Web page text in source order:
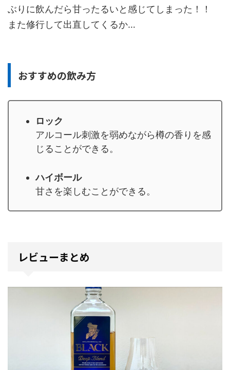
ぶりに飲んだら甘ったるいと感じてしまった！！
また修行して出直してくるか…
おすすめの飲み方
ロック
アルコール刺激を弱めながら樽の香りを感
じることができる。
ハイボール
甘さを楽しむことができる。
レビューまとめ